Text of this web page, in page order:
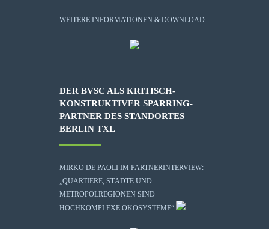
WEITERE INFORMATIONEN & DOWNLOAD
DER BVSC ALS KRITISCH-
KONSTRUKTIVER SPARRING-
PARTNER DES STANDORTES
BERLIN TXL
MIRKO DE PAOLI IM PARTNERINTERVIEW:
„QUARTIERE, STÄDTE UND
METROPOLREGIONEN SIND
HOCHKOMPLEXE ÖKOSYSTEME“